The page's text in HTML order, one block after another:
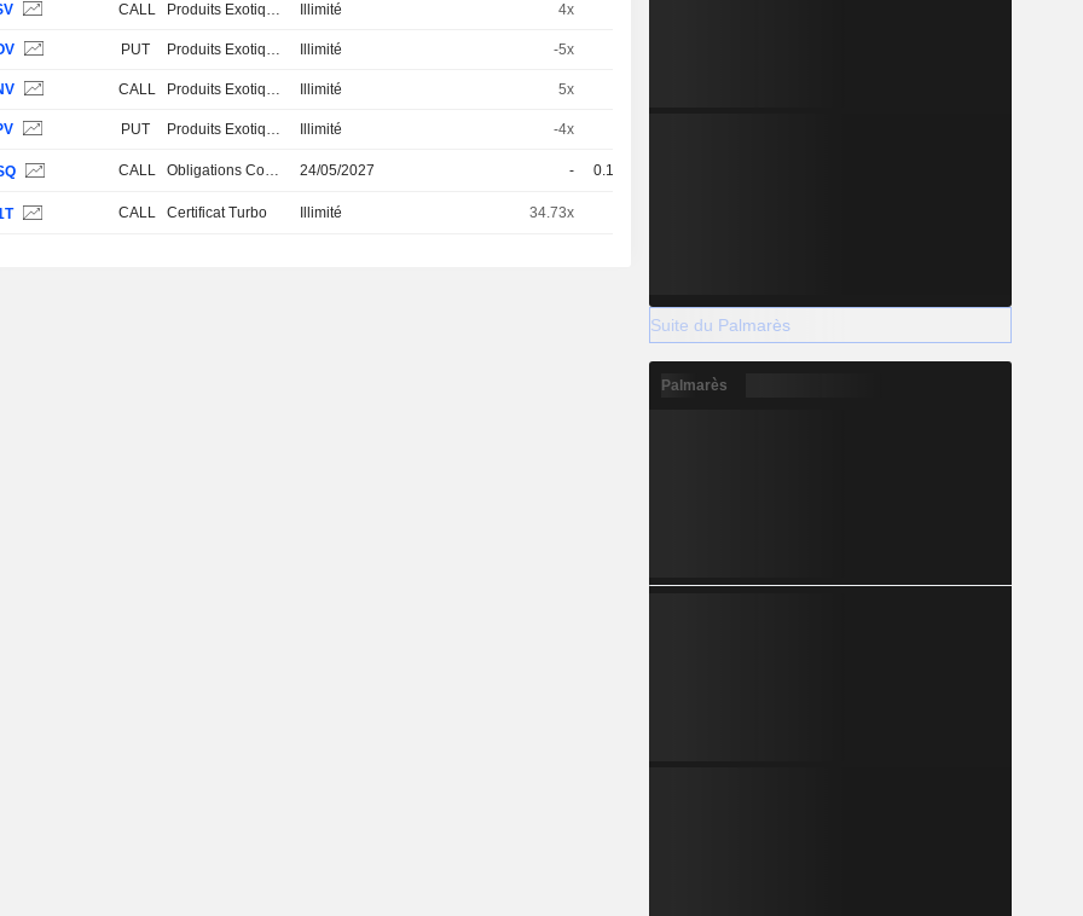
CALL Produits Exotiques Illimité 4x
PUT Produits Exotiques Illimité -5x
CALL Produits Exotiques Illimité 5x
PUT Produits Exotiques Illimité -4x
CALL Obligations Convertibles 24/05/2027 - 0.12
CALL Certificat Turbo Illimité 34.73x
Suite du Palmarès
Palmarès